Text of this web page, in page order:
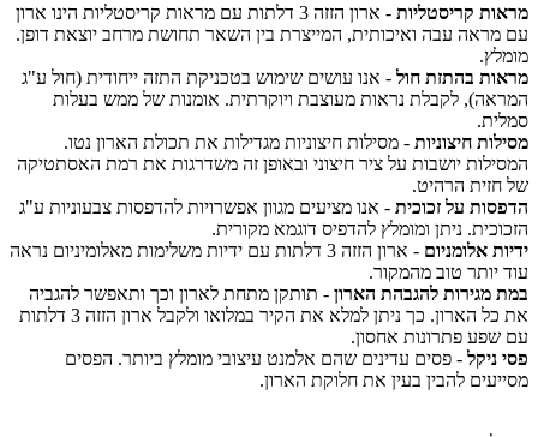
קריסטליות
- ארון הזזה 3 דלתות עם מראות קריסטליות הינו ארון
עבה ואיכותית, המייצרת בין השאר תחושת מרחב יוצאת דופן.
בהתזת חול- אנו עושים שימוש בטכניקת התזה ייחודית (חול ע"ג
לקבלת נראות מעוצבת ויוקרתית. אומנות של ממש בעלות
חיצוניות- מסילות חיצוניות מגדילות את תכולת הארון נטו.
יושבות על ציר חיצוני ובאופן זה משדרגות את רמת האסתטיקה
הרהיט.
על זכוכית- אנו מציעים מגוון אפשרויות להדפסות צבעוניות ע"ג
ניתן ומומלץ להדפיס דוגמא מקורית.
אלומניום
- ארון הזזה 3 דלתות עם ידיות משלימות מאלומיניום נראה
טוב מהמקור.
להגבהת הארון- תותקן מתחת לארון וכך ותאפשר להגביה
את כל הארון. כך ניתן למלא את הקיר במלואו ולקבל ארון הזזה 3 דלתות
פתרונות אחסון.
- פסים עדינים שהם אלמנט עיצובי מומלץ ביותר. הפסים
להבין בעין את חלוקת הארון.